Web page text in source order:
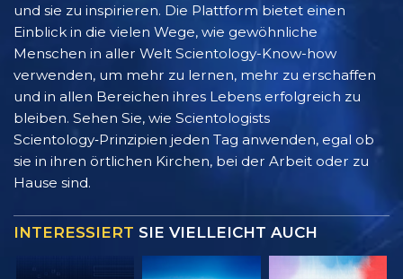
und sie zu inspirieren. Die Plattform bietet einen
Einblick in die vielen Wege, wie gewöhnliche
Menschen in aller Welt Scientology-Know-how
verwenden, um mehr zu lernen, mehr zu erschaffen
und in allen Bereichen ihres Lebens erfolgreich zu
bleiben. Sehen Sie, wie Scientologists
Scientology‑Prinzipien jeden Tag anwenden, egal ob
sie in ihren örtlichen Kirchen, bei der Arbeit oder zu
Hause sind.
INTERESSIERT SIE VIELLEICHT AUCH